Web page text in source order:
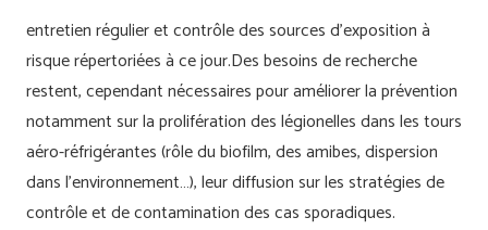
entretien régulier et contrôle des sources d’exposition à
risque répertoriées à ce jour.Des besoins de recherche
restent, cependant nécessaires pour améliorer la prévention
notamment sur la prolifération des légionelles dans les tours
aéro-réfrigérantes (rôle du biofilm, des amibes, dispersion
dans l’environnement…), leur diffusion sur les stratégies de
contrôle et de contamination des cas sporadiques.